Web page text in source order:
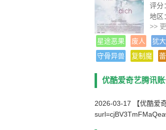
评分
地区
片长
导演
热
类型
编剧
etra
状态
>>
星途恶果
废人 犹
守骨异兽
复制魔
优酷爱奇艺腾讯
2026-03-17 【优酷爱